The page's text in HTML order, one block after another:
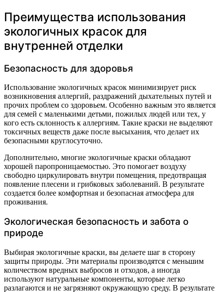
Преимущества использования
экологичных красок для
внутренней отделки
Безопасность для здоровья
Использование экологичных красок минимизирует риск
возникновения аллергий, раздражений дыхательных путей и
прочих проблем со здоровьем. Особенно важным это является
для семей с маленькими детьми, пожилых людей или тех, у
кого есть склонность к аллергиям. Такие краски не выделяют
токсичных веществ даже после высыхания, что делает их
безопасными круглосуточно.
Дополнительно, многие экологичные краски обладают
хорошей паропроницаемостью. Это помогает воздуху
свободно циркулировать внутри помещения, предотвращая
появление плесени и грибковых заболеваний. В результате
создается более комфортная и безопасная атмосфера для
проживания.
Экологическая безопасность и забота о
природе
Выбирая экологичные краски, вы делаете шаг в сторону
защиты природы. Эти материалы производятся с меньшим
количеством вредных выбросов и отходов, а иногда
используют натуральные компоненты, которые легко
разлагаются и не загрязняют окружающую среду. В результате